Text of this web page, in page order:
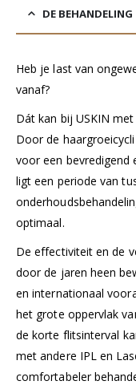
DE BEHANDELING
Heb je last van
vanaf?
Dát kan bij USKIN
Door de
voor een bevredigend
ligt een periode van
optimaal.
De effectiviteit en de
door de jaren heen
en internationaal
het grote oppervlak
de korte flitsinterval
met andere IPL en
comfortabeler